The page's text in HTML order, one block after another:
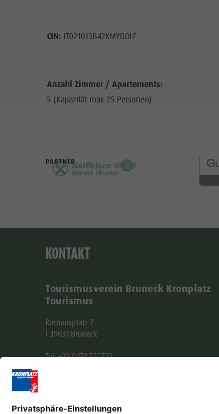
CIN: IT021013B42XMYDOLE
Anzahl Zimmer / Apartements:
5 (Kapazität max 25 Personen)
PARTNER
KONTAKT
Tourismusverein Bruneck Kronplatz
Tourismus
Rathausplatz 7
I-39031 Bruneck
Tel. +39 0474 555722